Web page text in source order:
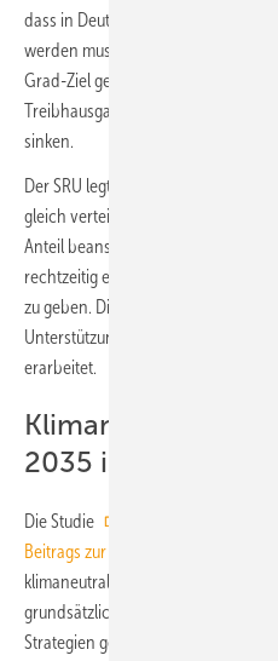
dass in Deutschland CO
werden muss, wenn ein
Grad-Ziel geleistet werden soll. Die
Treibhausgasemissionen müssen
sinken.
Der SRU legt dabei zugrunde, dass
gleich verteilt werden und
Anteil beanspruchen darf. Doch wie
rechtzeitig erreichen? Hierzu
zu geben. Die Studie wurde vom
Unterstützung der GLS Bank für
erarbeitet.
Klimaneutrales
2035 ist machbar
Die Studie
Beitrags zur Einhaltung der 1,5-°C-
klimaneutrales Energiesystem bis
grundsätzlich machbar ist –­ sofern
Strategien gebündelt werden.